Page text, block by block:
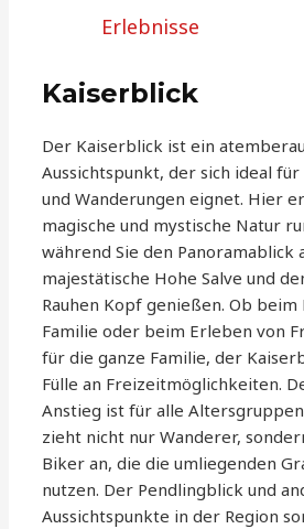
Erlebnisse
Kaiserblick
Der Kaiserblick ist ein
Aussichtspunkt, der sich ideal für
und Wanderungen eignet. Hier
magische und mystische Natur
während Sie den Panoramablick
majestätische Hohe Salve und
Rauhen Kopf genießen. Ob
Familie oder beim Erleben von
für die ganze Familie, der
Fülle an Freizeitmöglichkeiten.
Anstieg ist für alle
zieht nicht nur Wanderer,
Biker an, die die umliegenden
nutzen. Der Pendlingblick und
Aussichtspunkte in der Region